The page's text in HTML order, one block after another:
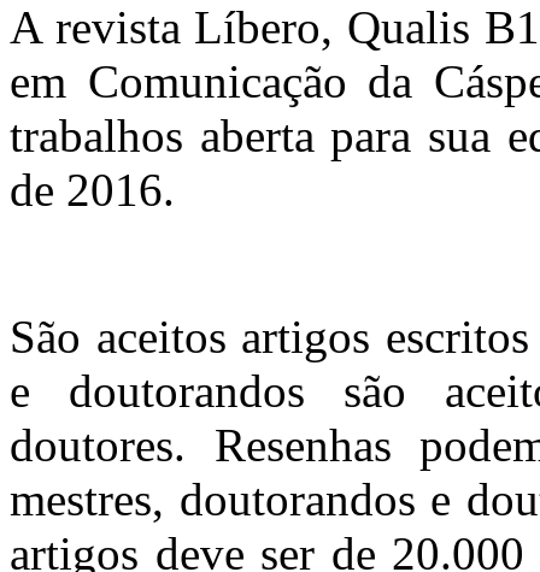
A revista Líbero, Qualis
em Comunicação da
trabalhos aberta para sua
de 2016.
São aceitos artigos
e doutorandos são
doutores. Resenhas
mestres, doutorandos e
artigos deve ser de 20.000